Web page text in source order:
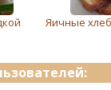
Яичные